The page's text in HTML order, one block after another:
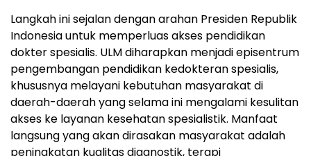
Langkah ini sejalan dengan arahan Presiden Republik
Indonesia untuk memperluas akses pendidikan
dokter spesialis. ULM diharapkan menjadi episentrum
pengembangan pendidikan kedokteran spesialis,
khususnya melayani kebutuhan masyarakat di
daerah-daerah yang selama ini mengalami kesulitan
akses ke layanan kesehatan spesialistik. Manfaat
langsung yang akan dirasakan masyarakat adalah
peningkatan kualitas diagnostik, terapi